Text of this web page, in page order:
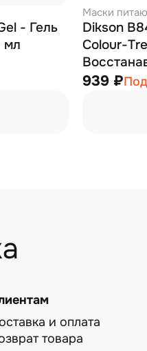
- Гель
мл
Маски
Dikson
Colour-
939 ₽
и оплата
товара